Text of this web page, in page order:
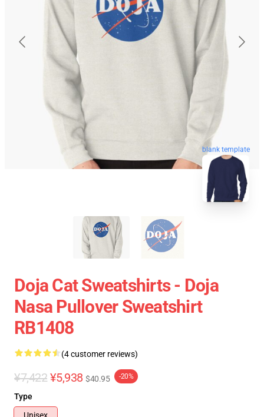
blank template
Doja Cat Sweatshirts - Doja
Nasa Pullover Sweatshirt
RB1408
(4 customer reviews)
¥7,422 ¥5,938 $40.95 -20%
Type